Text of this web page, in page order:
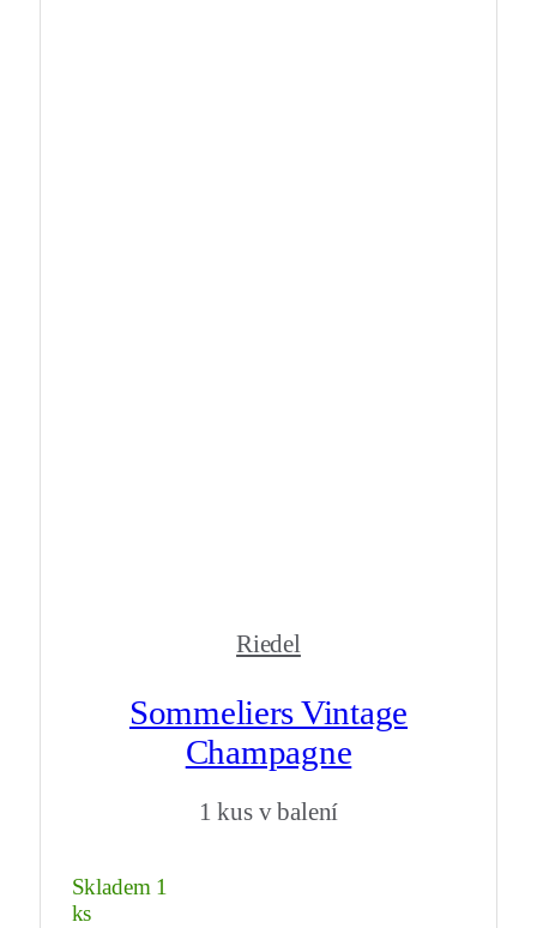
Riedel
Sommeliers Vintage
Champagne
1 kus v balení
Skladem 1
ks